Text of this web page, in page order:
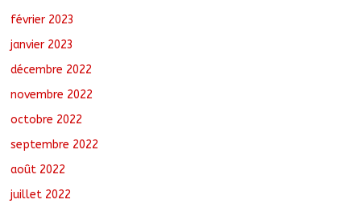
février 2023
janvier 2023
décembre 2022
novembre 2022
octobre 2022
septembre 2022
août 2022
juillet 2022